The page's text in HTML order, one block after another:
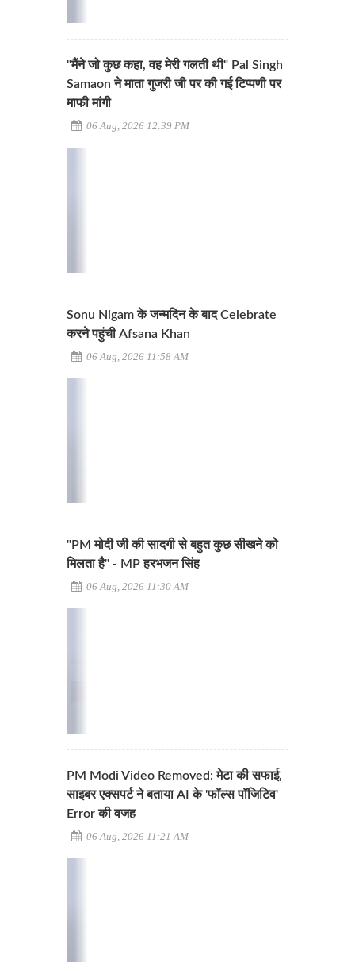
"मैंने जो कुछ कहा, वह मेरी गलती थी" Pal Singh
Samaon ने माता गुजरी जी पर की गई टिप्पणी पर
माफी मांगी
06 Aug, 2026 12:39 PM
Sonu Nigam के जन्मदिन के बाद Celebrate
करने पहुंची Afsana Khan
06 Aug, 2026 11:58 AM
"PM मोदी जी की सादगी से बहुत कुछ सीखने को
मिलता है" - MP हरभजन सिंह
06 Aug, 2026 11:30 AM
PM Modi Video Removed: मेटा की सफाई,
साइबर एक्सपर्ट ने बताया AI के 'फॉल्स पॉजिटिव'
Error की वजह
06 Aug, 2026 11:21 AM